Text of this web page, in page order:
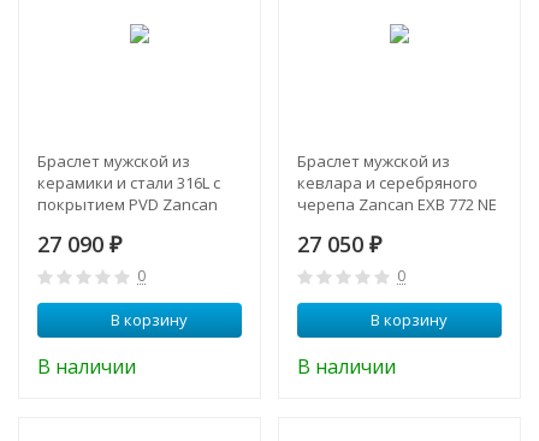
Браслет мужской из
керамики и стали 316L c
покрытием PVD Zancan
27 090 ₽
0
В корзину
В наличии
Браслет мужской из
кевлара и серебряного
черепа Zancan EXB 772 NE
27 050 ₽
0
В корзину
В наличии